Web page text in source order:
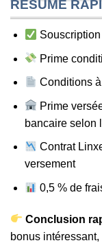
RÉSUMÉ
Prime
Conditions
Prime
bancaire selon
Contrat
versement
0,5 % de
Conclusion
bonus